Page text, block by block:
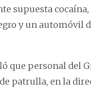
supuesta
y un automóvil
que personal del
patrulla, en la